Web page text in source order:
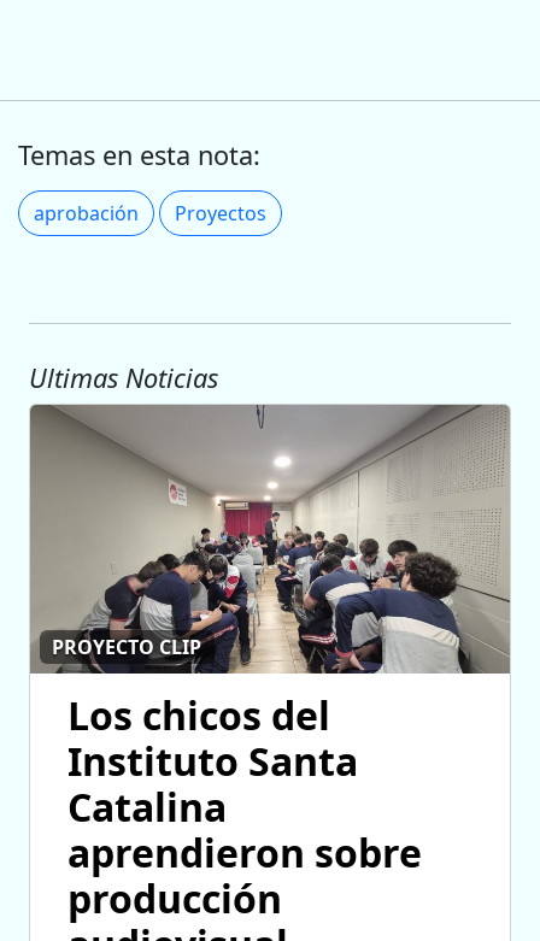
Temas en esta nota:
aprobación Proyectos
Ultimas Noticias
PROYECTO CLIP
Los chicos del
Instituto Santa
Catalina
aprendieron sobre
producción